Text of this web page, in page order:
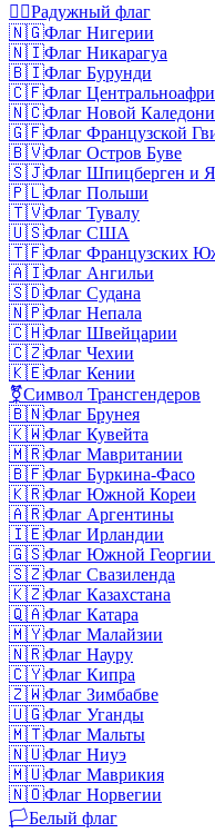
🏳️‍🌈Радужный флаг
🇳🇬Флаг Нигерии
🇳🇮Флаг Никарагуа
🇧🇮Флаг Бурунди
🇨🇫Флаг
🇳🇨Флаг Новой
🇬🇫Флаг Французской
🇧🇻Флаг Остров Буве
🇸🇯Флаг Шпицберген и
🇵🇱Флаг Польши
🇹🇻Флаг Тувалу
🇺🇸Флаг США
🇹🇫Флаг Французских
🇦🇮Флаг Ангильи
🇸🇩Флаг Судана
🇳🇵Флаг Непала
🇨🇭Флаг Швейцарии
🇨🇿Флаг Чехии
🇰🇪Флаг Кении
⚧️Символ Трансгендеров
🇧🇳Флаг Брунея
🇰🇼Флаг Кувейта
🇲🇷Флаг Мавритании
🇧🇫Флаг Буркина-Фасо
🇰🇷Флаг Южной Кореи
🇦🇷Флаг Аргентины
🇮🇪Флаг Ирландии
🇬🇸Флаг Южной
🇸🇿Флаг Свазиленда
🇰🇿Флаг Казахстана
🇶🇦Флаг Катара
🇲🇾Флаг Малайзии
🇳🇷Флаг Науру
🇨🇾Флаг Кипра
🇿🇼Флаг Зимбабве
🇺🇬Флаг Уганды
🇲🇹Флаг Мальты
🇳🇺Флаг Ниуэ
🇲🇺Флаг Маврикия
🇳🇴Флаг Норвегии
🏳️Белый флаг